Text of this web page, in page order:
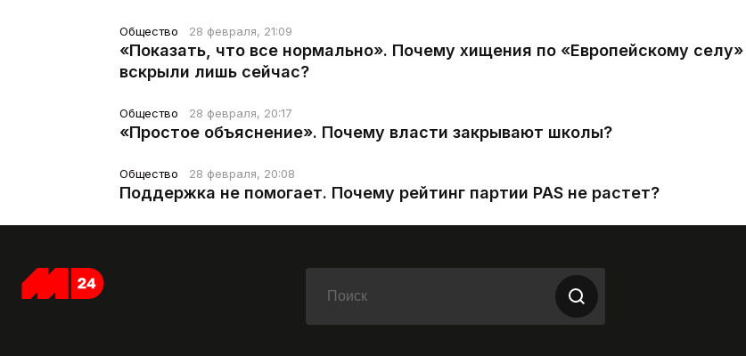
Общество 28 февраля, 21:09
«Показать, что все нормально». Почему хищения по «Европейскому селу»
вскрыли лишь сейчас?
Общество 28 февраля, 20:17
«Простое объяснение». Почему власти закрывают школы?
Общество 28 февраля, 20:08
Поддержка не помогает. Почему рейтинг партии PAS не растет?